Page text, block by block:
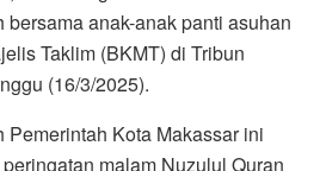
anak-anak panti asuhan
Taklim (BKMT) di Tribun
(16/3/2025).
Kota Makassar ini
malam Nuzulul Quran